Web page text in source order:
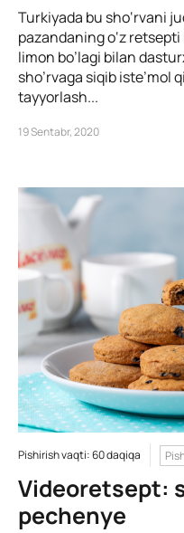
Turkiyada bu sho‘rvani
pazandaning o‘z retsepti
limon bo’lagi bilan
sho’rvaga siqib iste’mol
tayyorlash...
19 Sentabr, 2020
Pishirish vaqti: 60 daqiqa
Videoretsept:
pechenye